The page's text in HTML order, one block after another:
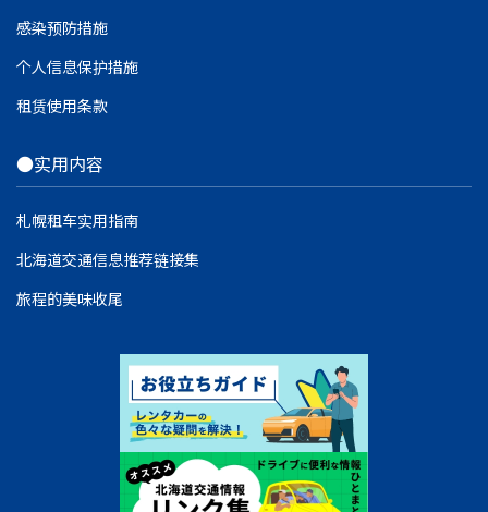
感染预防措施
个人信息保护措施
租赁使用条款
●实用内容
札幌租车实用指南
北海道交通信息推荐链接集
旅程的美味收尾